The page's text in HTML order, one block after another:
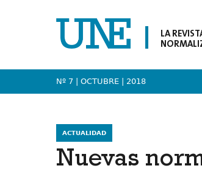
LA
Nº 7 | OCTUBRE | 2018
ACTUALIDAD
Nuevas